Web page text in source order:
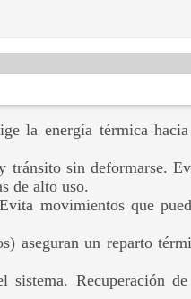
la energía térmica
tránsito sin deformarse.
de alto uso.
movimientos que
aseguran un reparto
Recuperación